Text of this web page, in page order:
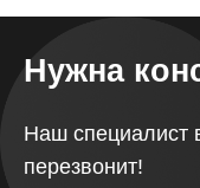
Нужна
Наш специалист
перезвонит!